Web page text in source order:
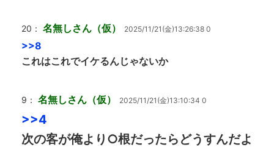
20： 名無しさん（仮） 2025/11/21(金)13:26:38 0
>>8
これはこれでイケるんじゃないか
9： 名無しさん（仮） 2025/11/21(金)13:10:34 0
>>4
次の客が俺より○根だったらどうすんだよ